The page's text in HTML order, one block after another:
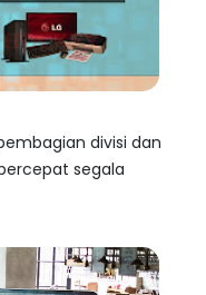
divisi dan
segala